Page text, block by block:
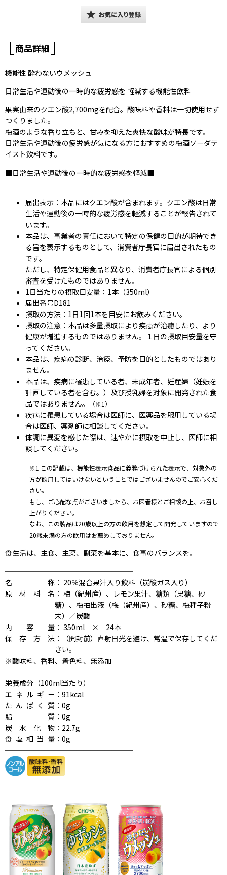
商品詳細
機能性 酔わないウメッシュ
日常生活や運動後の一時的な疲労感を 軽減する機能性飲料
果実由来のクエン酸2,700mgを配合。酸味料や香料は一切使用せず
つくりました。
梅酒のような香り立ちと、甘みを抑えた爽快な酸味が特長です。
日常生活や運動後の疲労感が気になる方におすすめの梅酒ソーダテ
イスト飲料です。
■日常生活や運動後の一時的な疲労感を軽減■
届出表示：本品にはクエン酸が含まれます。クエン酸は日常
生活や運動後の一時的な疲労感を軽減することが報告されて
います。
本品は、事業者の責任において特定の保健の目的が期待でき
る旨を表示するものとして、消費者庁長官に届出されたもの
です。
ただし、特定保健用食品と異なり、消費者庁長官による個別
審査を受けたものではありません。
1日当たりの摂取目安量：1本（350ml）
届出番号D181
摂取の方法：1日1回1本を目安にお飲みください。
摂取の注意：本品は多量摂取により疾患が治癒したり、より
健康が増進するものではありません。１日の摂取目安量を守
ってください。
本品は、疾病の診断、治療、予防を目的としたものではあり
ません。
本品は、疾病に罹患している者、未成年者、妊産婦（妊娠を
計画している者を含む。）及び授乳婦を対象に開発された食
品ではありません。
（※1）
疾病に罹患している場合は医師に、医薬品を服用している場
合は医師、薬剤師に相談してください。
体調に異変を感じた際は、速やかに摂取を中止し、医師に相
談してください。
※1 この記載は、機能性表示食品に義務づけられた表示で、対象外の
方が飲用してはいけないということではございませんのでご安心くだ
さい。
もし、ご心配な点がございましたら、お医者様とご相談の上、お召し
上がりください。
なお、この製品は20歳以上の方の飲用を想定して開発していますので
20歳未満の方の飲用はお薦めしておりません。
食生活は、主食、主菜、副菜を基本に、食事のバランスを。
──────────────────
名称 ： 20％混合果汁入り飲料（炭酸ガス入り）
原材料名 ： 梅（紀州産）、レモン果汁、糖類（果糖、砂
糖）、梅抽出液（梅（紀州産）、砂糖、梅種子粉
末）／炭酸
内容量 ： 350ml × 24本
保存方法 ：（開封前）直射日光を避け、常温で保存してくだ
さい。
※酸味料、香料、着色料、無添加
──────────────────
栄養成分（100ml当たり）
エネルギー ：91kcal
たんぱく質 ：0g
脂質 ：0g
炭水化物 ：22.7g
食塩相当量 ：0g
──────────────────